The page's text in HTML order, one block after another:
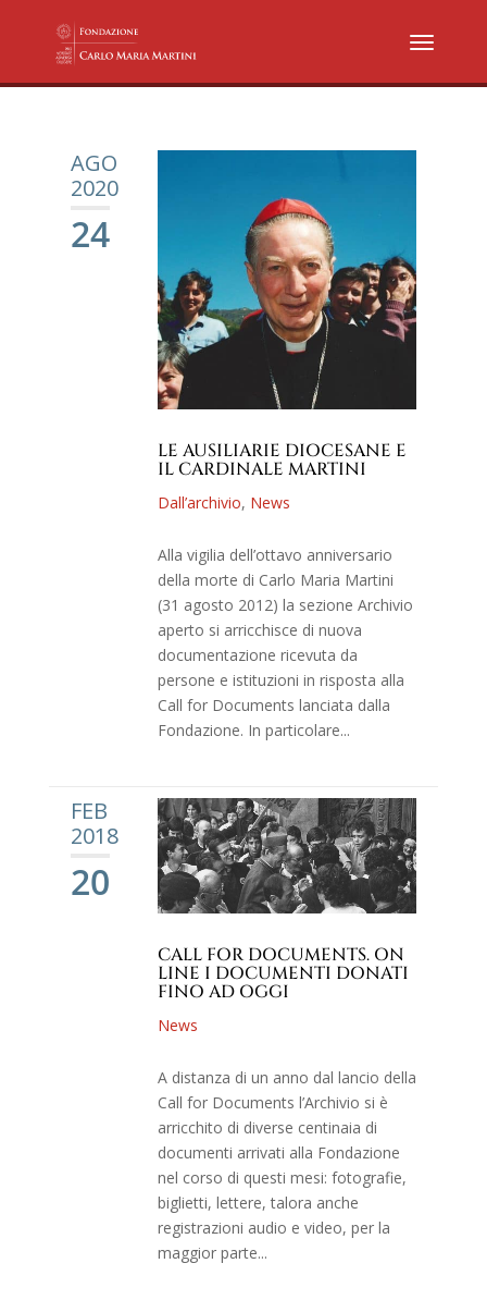
AGO
2020
24
LE AUSILIARIE DIOCESANE E
IL CARDINALE MARTINI
Dall’archivio, News
Alla vigilia dell’ottavo anniversario
della morte di Carlo Maria Martini
(31 agosto 2012) la sezione Archivio
aperto si arricchisce di nuova
documentazione ricevuta da
persone e istituzioni in risposta alla
Call for Documents lanciata dalla
Fondazione. In particolare...
FEB
2018
20
CALL FOR DOCUMENTS. ON
LINE I DOCUMENTI DONATI
FINO AD OGGI
News
A distanza di un anno dal lancio della
Call for Documents l’Archivio si è
arricchito di diverse centinaia di
documenti arrivati alla Fondazione
nel corso di questi mesi: fotografie,
biglietti, lettere, talora anche
registrazioni audio e video, per la
maggior parte...